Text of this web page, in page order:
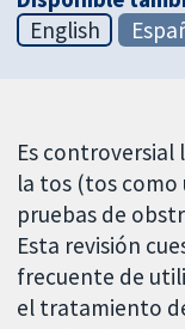
English
Es controversial
la tos (tos
pruebas de
Esta revisión
frecuente de
el tratamiento